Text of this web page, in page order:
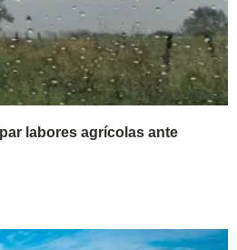
labores agrícolas ante